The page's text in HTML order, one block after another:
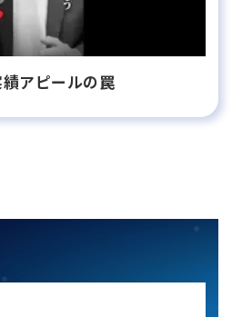
アピールの罠